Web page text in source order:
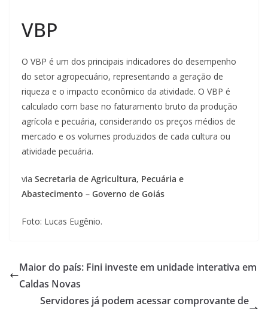
VBP
O VBP é um dos principais indicadores do desempenho
do setor agropecuário, representando a geração de
riqueza e o impacto econômico da atividade. O VBP é
calculado com base no faturamento bruto da produção
agrícola e pecuária, considerando os preços médios de
mercado e os volumes produzidos de cada cultura ou
atividade pecuária.
via Secretaria de Agricultura, Pecuária e
Abastecimento – Governo de Goiás
Foto: Lucas Eugênio.
Maior do país: Fini investe em unidade interativa em
Caldas Novas
Servidores já podem acessar comprovante de